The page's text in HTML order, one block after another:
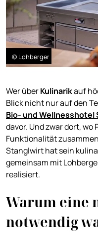
© Lohberger
Wer überKulinarikauf
Blick nicht nur auf den
Bio- und
davor. Und zwar dort, wo
Funktionalität
Stanglwirt hat sein
gemeinsam mit
realisiert.
Warum eine
notwendig